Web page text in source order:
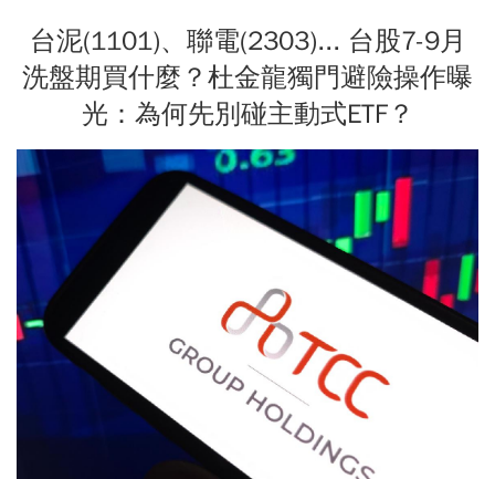
台泥(1101)、聯電(2303)... 台股7-9月
洗盤期買什麼？杜金龍獨門避險操作曝
光：為何先別碰主動式ETF？